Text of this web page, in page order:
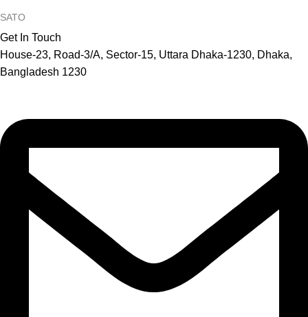
SATO
Get In Touch
House-23, Road-3/A, Sector-15, Uttara Dhaka-1230, Dhaka,
Bangladesh 1230